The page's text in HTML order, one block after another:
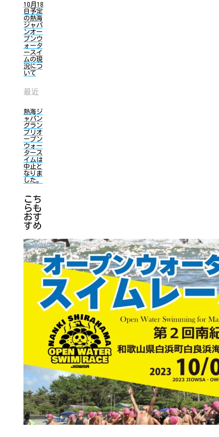
10月18
日予定
の熱海
ジャパ
ンオー
プンウ
ォータ
ースイ
ムの現
況につ
いて
最近
熱海ジ
ャパン
グラン
プリオ
ープン
ウォー
タース
イムは
中止と
なりま
した。
こち
らも
おす
すめ